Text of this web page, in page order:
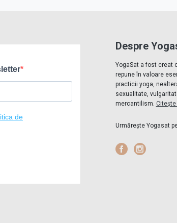
Despre
YogaSat a fost creat
repune în valoare
practicii yoga,
sexualitate,
mercantilism.
Urmărește Yogasat
FacebookInstagram